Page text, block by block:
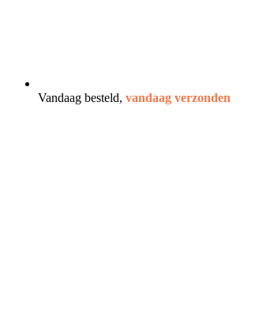
Vandaag besteld, vandaag verzonden